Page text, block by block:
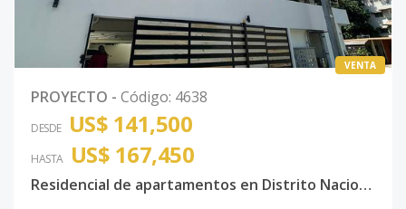
VENTA
PROYECTO - Código: 4638
DESDE US$ 141,500
HASTA US$ 167,450
Residencial de apartamentos en Distrito Nacional